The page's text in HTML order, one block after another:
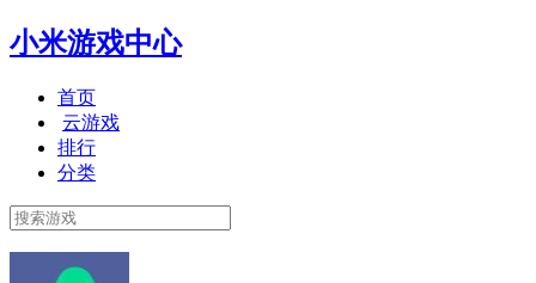
小米游戏中心
首页
云游戏
排行
分类